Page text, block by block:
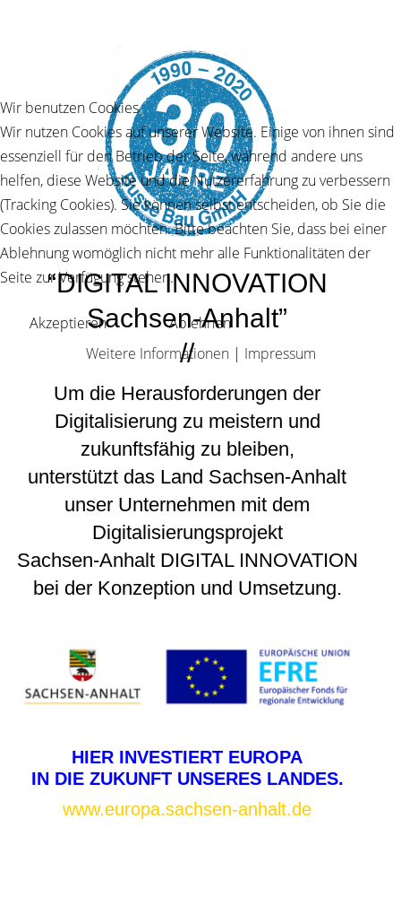
“DIGITAL INNOVATION
Sachsen-Anhalt”
//
Um die Herausforderungen der
Digitalisierung zu meistern und
zukunftsfähig zu bleiben,
unterstützt das Land Sachsen-Anhalt
unser Unternehmen mit dem
Digitalisierungsprojekt
Sachsen-Anhalt DIGITAL INNOVATION
bei der Konzeption und Umsetzung.
HIER INVESTIERT EUROPA
IN DIE ZUKUNFT UNSERES LANDES.
www.europa.sachsen-anhalt.de
Wir benutzen Cookies
Wir nutzen Cookies auf unserer Website. Einige von ihnen sind
essenziell für den Betrieb der Seite, während andere uns
helfen, diese Website und die Nutzererfahrung zu verbessern
(Tracking Cookies). Sie können selbst entscheiden, ob Sie die
Cookies zulassen möchten. Bitte beachten Sie, dass bei einer
Ablehnung womöglich nicht mehr alle Funktionalitäten der
Seite zur Verfügung stehen.
Akzeptieren
Ablehnen
Weitere Informationen| Impressum